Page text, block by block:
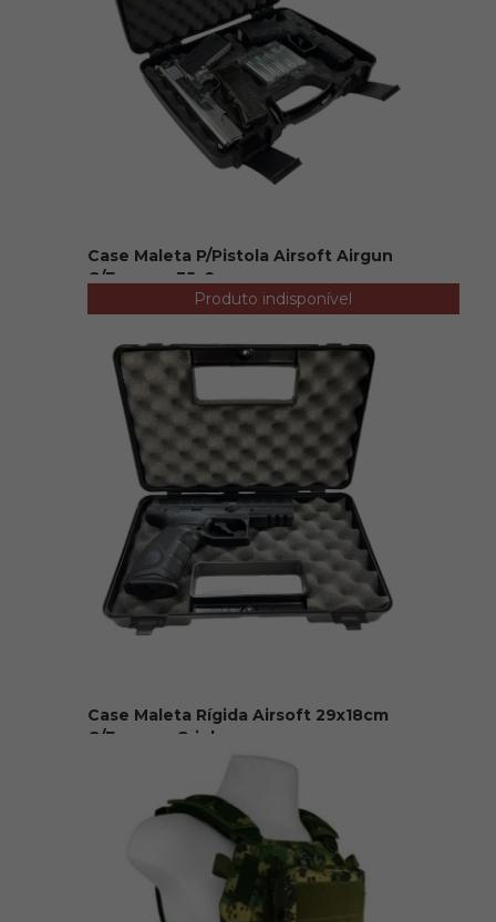
Case Maleta P/Pistola Airsoft Airgun
C/Espuma 35x2...
Produto indisponível
Case Maleta Rígida Airsoft 29x18cm
C/Espuma Griph...